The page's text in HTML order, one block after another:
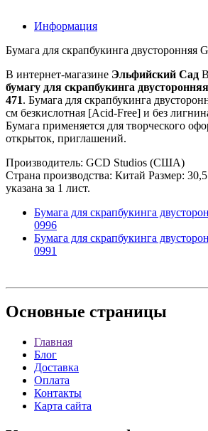
Информация
Бумага для скрапбукинга двусторонняя
В интернет-магазине Эльфийский Сад
бумагу для скрапбукинга
471. Бумага для скрапбукинга
см безкислотная [Acid-Free] и без
Бумага применяется для творческого
открыток, приглашений.
Производитель: GCD Studios (США)
Страна производства: Китай Размер:
указана за 1 лист.
Бумага для скрапбукинга
0996
Бумага для скрапбукинга
0991
Основные страницы
Главная
Блог
Доставка
Оплата
Контакты
Карта сайта